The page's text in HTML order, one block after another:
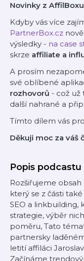
Novinky z
Kdyby vás více
PartnerBox.cz
výsledky - ⁠na case
skrze affiliate a
A prosím
své oblíbené
rozhovorů - což už
další nahrané a
Tímto dílem vás
Děkuji moc za váš
Popis podcastu
Rozšiřujeme
který se z části
SEO a
strategie, výběr
poměru, Tato
partnersky
letití affiláci
Začínáme